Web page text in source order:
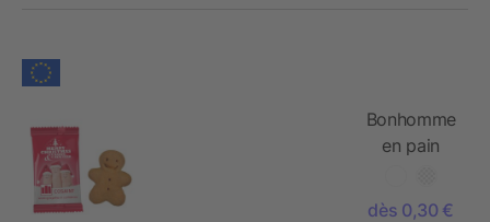
Bonhomme
en pain
dès 0,30 €